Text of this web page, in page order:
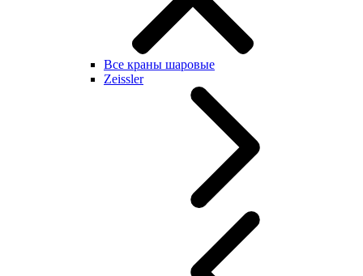
Все краны шаровые
Zeissler